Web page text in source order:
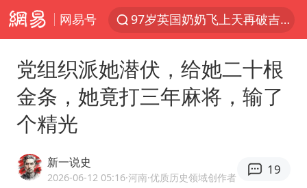
网易号
97岁英国奶奶飞上天再破吉尼斯纪录
泰国校园枪击案死亡人数升至7人
公司“上四休三”但要降薪1000元
火把节震撼瞬间
党组织派她潜伏，给她二十根
金条，她竟打三年麻将，输了
个精光
新一说史
2026-06-12 05:16·河南·优质历史领域创作者
19